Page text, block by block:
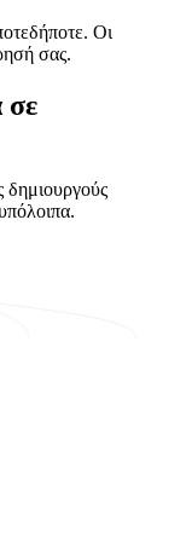
Οι
σας.
σε
δημιουργούς